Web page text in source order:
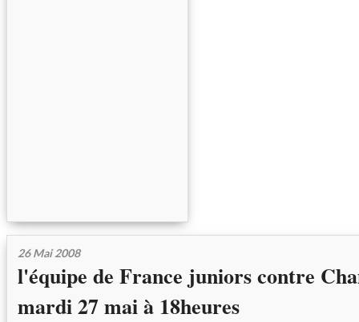
26 Mai 2008
l'équipe de France juniors contre
mardi 27 mai à 18heures